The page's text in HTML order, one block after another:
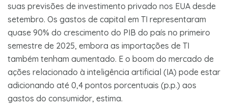
suas previsões de investimento privado nos EUA desde
setembro. Os gastos de capital em TI representaram
quase 90% do crescimento do PIB do país no primeiro
semestre de 2025, embora as importações de TI
também tenham aumentado. E o boom do mercado de
ações relacionado à inteligência artificial (IA) pode estar
adicionando até 0,4 pontos porcentuais (p.p.) aos
gastos do consumidor, estima.